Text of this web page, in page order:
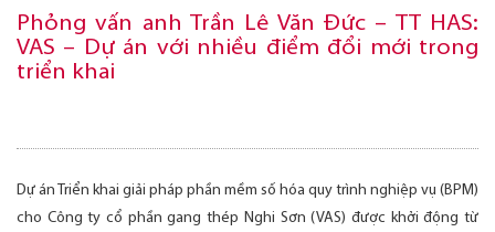
Phỏng vấn anh Trần Lê Văn Đức – TT HAS:
VAS – Dự án với nhiều điểm đổi mới trong
triển khai
Dự án Triển khai giải pháp phần mềm số hóa quy trình nghiệp vụ (BPM)
cho Công ty cổ phần gang thép Nghi Sơn (VAS) được khởi động từ
CƠ HỘI NGHỀ NGHIỆP